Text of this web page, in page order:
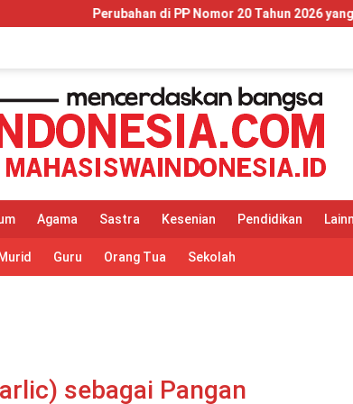
Nomor 20 Tahun 2026 yang Wajib Dipahami Wajib Pajak
Agama Sastra Kesenian Pendidikan
Murid Guru Orang Tua Sekolah
sebagai Pangan